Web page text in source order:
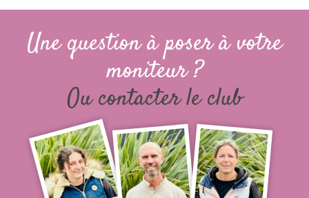
Une question à poser à votre
moniteur ?
Ou contacter le club